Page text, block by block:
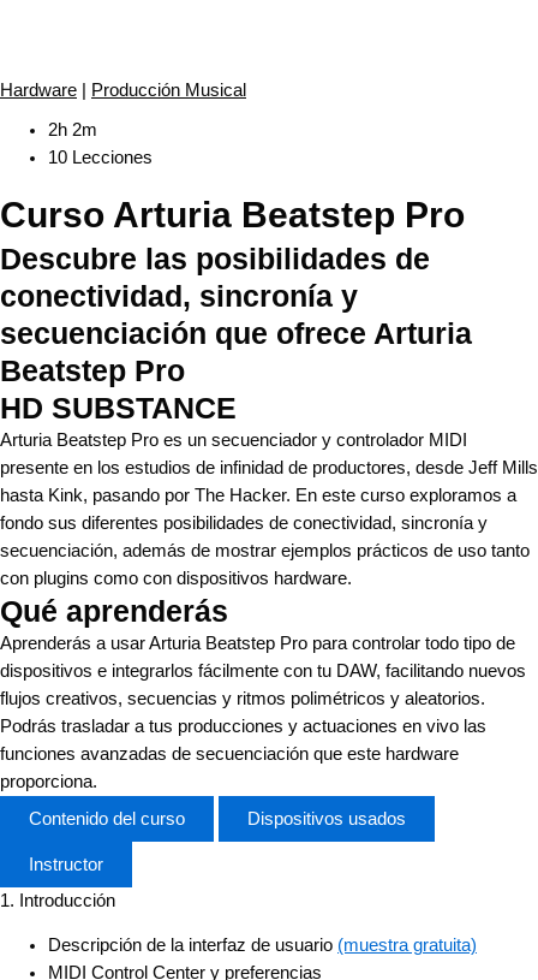
Hardware Producción Musical
2h 2m
10 Lecciones
Curso Arturia Beatstep Pro
Descubre las posibilidades de
conectividad, sincronía y
secuenciación que ofrece Arturia
Beatstep Pro
HD SUBSTANCE
Arturia Beatstep Pro es un secuenciador y controlador MIDI
presente en los estudios de infinidad de productores, desde Jeff Mills
hasta Kink, pasando por The Hacker. En este curso exploramos a
fondo sus diferentes posibilidades de conectividad, sincronía y
secuenciación, además de mostrar ejemplos prácticos de uso tanto
con plugins como con dispositivos hardware.
Qué aprenderás
Aprenderás a usar Arturia Beatstep Pro para controlar todo tipo de
dispositivos e integrarlos fácilmente con tu DAW, facilitando nuevos
flujos creativos, secuencias y ritmos polimétricos y aleatorios.
Podrás trasladar a tus producciones y actuaciones en vivo las
funciones avanzadas de secuenciación que este hardware
proporciona.
Contenido del curso
Dispositivos usados
Instructor
1. Introducción
Descripción de la interfaz de usuario (muestra gratuita)
MIDI Control Center y preferencias